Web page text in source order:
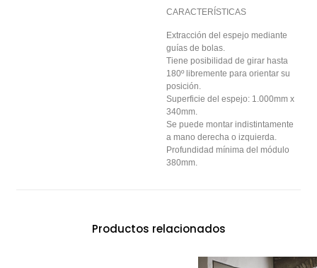
CARACTERÍSTICAS
Extracción del espejo mediante
guías de bolas.
Tiene posibilidad de girar hasta
180º libremente para orientar su
posición.
Superficie del espejo: 1.000mm x
340mm.
Se puede montar indistintamente
a mano derecha o izquierda.
Profundidad mínima del módulo
380mm.
Productos relacionados